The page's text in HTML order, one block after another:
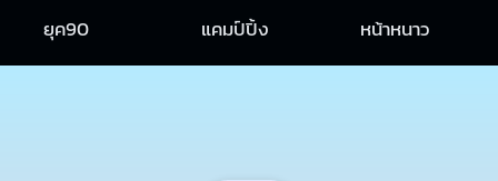
ยุค90
แคมป์ปิ้ง หน้าหนาว